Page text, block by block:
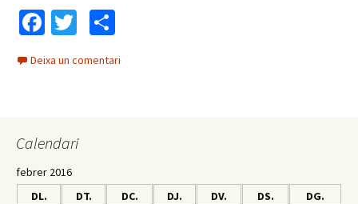
Fa
b
k
T
tt
o
m
ix
Deixa un comentari
Calendari
febrer 2016
DL.
DT. DC. DJ. DV. DS. DG.